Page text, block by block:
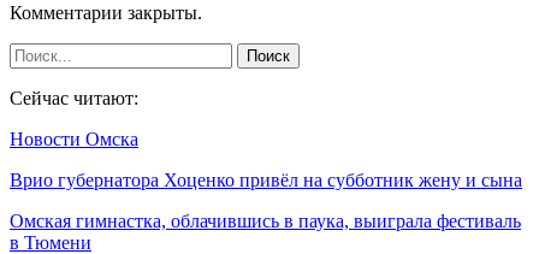
Комментарии закрыты.
Сейчас читают:
Новости Омска
Врио губернатора Хоценко привёл на субботник жену и сына
Омская гимнастка, облачившись в паука, выиграла фестиваль
в Тюмени